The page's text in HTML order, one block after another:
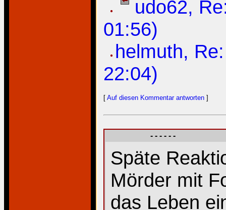
udo62,
01:56)
helmuth,
22:04)
[ Auf diesen Kommentar antworten ]
- - - - - -
Späte
Mörder mit
das Leben